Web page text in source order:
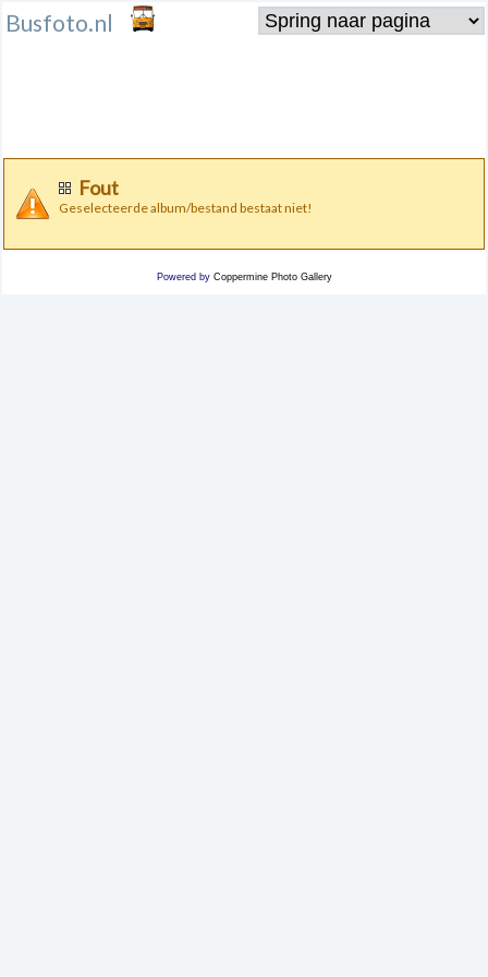
Busfoto.nl
Fout
Geselecteerde album/bestand bestaat niet!
Powered by Coppermine Photo Gallery